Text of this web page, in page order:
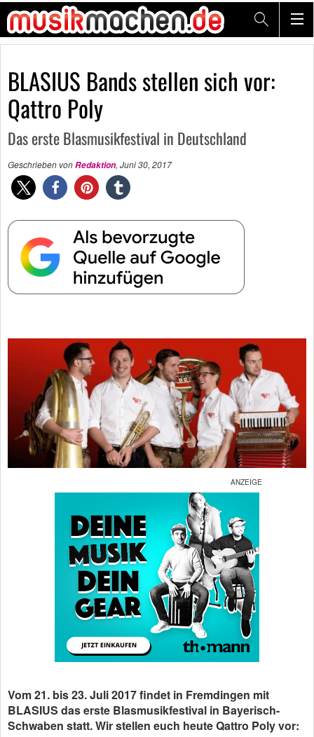
BLASIUS Bands stellen sich vor:
Qattro Poly
Das erste Blasmusikfestival in Deutschland
Geschrieben vonRedaktion, Juni 30, 2017
Vom 21. bis 23. Juli 2017 findet in Fremdingen mit
BLASIUS das erste Blasmusikfestival in Bayerisch-
Schwaben statt. Wir stellen euch heute Qattro Poly vor: